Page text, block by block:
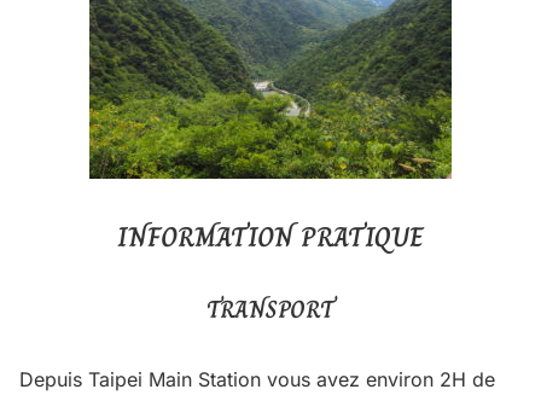
INFORMATION PRATIQUE
TRANSPORT
Depuis Taipei Main Station vous avez environ 2H de